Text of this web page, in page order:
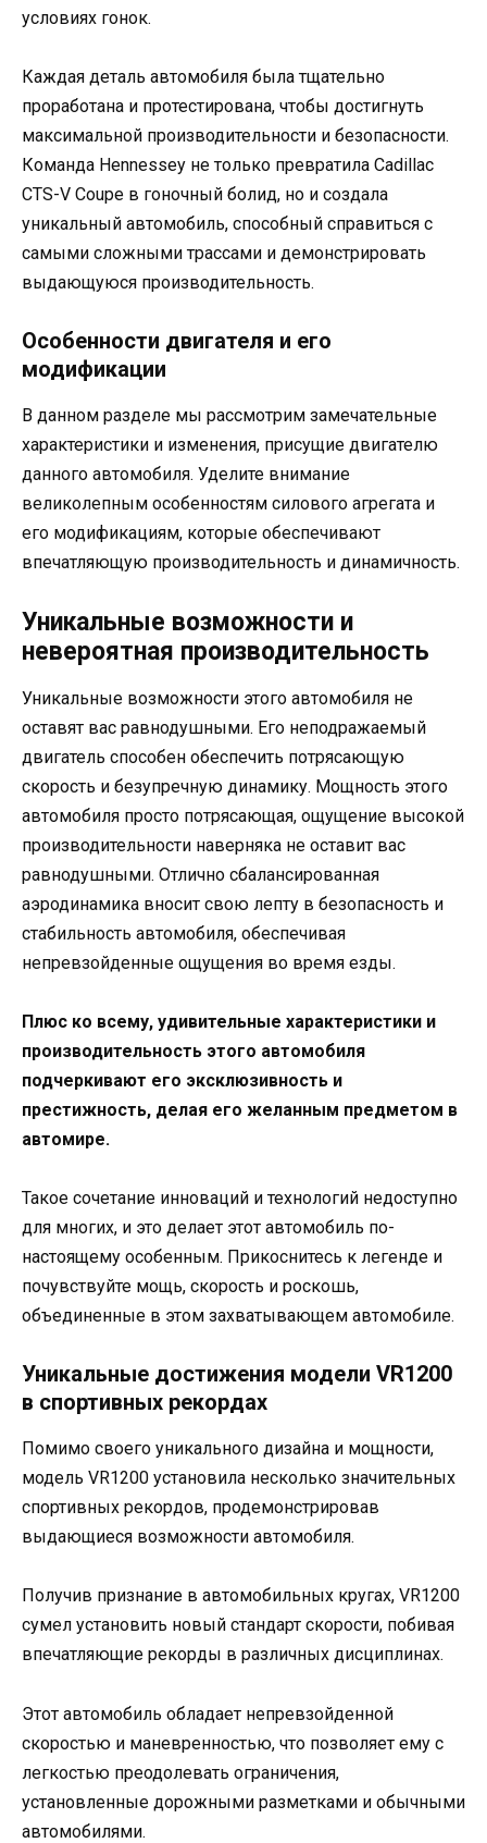
условиях гонок.
Каждая деталь автомобиля была тщательно
проработана и протестирована, чтобы достигнуть
максимальной производительности и безопасности.
Команда Hennessey не только превратила Cadillac
CTS-V Coupe в гоночный болид, но и создала
уникальный автомобиль, способный справиться с
самыми сложными трассами и демонстрировать
выдающуюся производительность.
Особенности двигателя и его
модификации
В данном разделе мы рассмотрим замечательные
характеристики и изменения, присущие двигателю
данного автомобиля. Уделите внимание
великолепным особенностям силового агрегата и
его модификациям, которые обеспечивают
впечатляющую производительность и динамичность.
Уникальные возможности и
невероятная производительность
Уникальные возможности этого автомобиля не
оставят вас равнодушными. Его неподражаемый
двигатель способен обеспечить потрясающую
скорость и безупречную динамику. Мощность этого
автомобиля просто потрясающая, ощущение высокой
производительности наверняка не оставит вас
равнодушными. Отлично сбалансированная
аэродинамика вносит свою лепту в безопасность и
стабильность автомобиля, обеспечивая
непревзойденные ощущения во время езды.
Плюс ко всему, удивительные характеристики и
производительность этого автомобиля
подчеркивают его эксклюзивность и
престижность, делая его желанным предметом в
автомире.
Такое сочетание инноваций и технологий недоступно
для многих, и это делает этот автомобиль по-
настоящему особенным. Прикоснитесь к легенде и
почувствуйте мощь, скорость и роскошь,
объединенные в этом захватывающем автомобиле.
Уникальные достижения модели VR1200
в спортивных рекордах
Помимо своего уникального дизайна и мощности,
модель VR1200 установила несколько значительных
спортивных рекордов, продемонстрировав
выдающиеся возможности автомобиля.
Получив признание в автомобильных кругах, VR1200
сумел установить новый стандарт скорости, побивая
впечатляющие рекорды в различных дисциплинах.
Этот автомобиль обладает непревзойденной
скоростью и маневренностью, что позволяет ему с
легкостью преодолевать ограничения,
установленные дорожными разметками и обычными
автомобилями.